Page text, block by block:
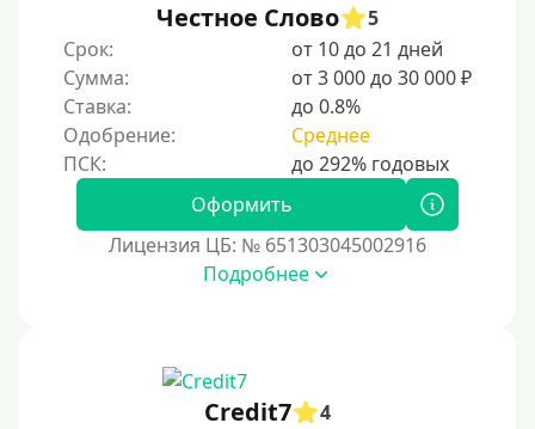
ВТБ
Виза (Visa)
Тинькофф
На карту Кукуруза
С помощью платформы Контакт (Contact)
Честное Слово
5
Срок:
от 10 до 21 дней
Сумма:
от 3 000 до 30 000 ₽
Ставка:
до 0.8%
Одобрение:
Среднее
Оформить
Лицензия ЦБ: № 651303045002916
Подробнее
Credit7
4